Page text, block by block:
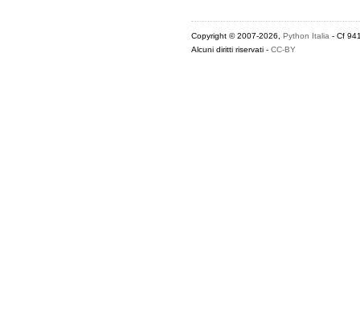
Copyright © 2007-2026, Python Italia - Cf
Alcuni diritti riservati - CC-BY